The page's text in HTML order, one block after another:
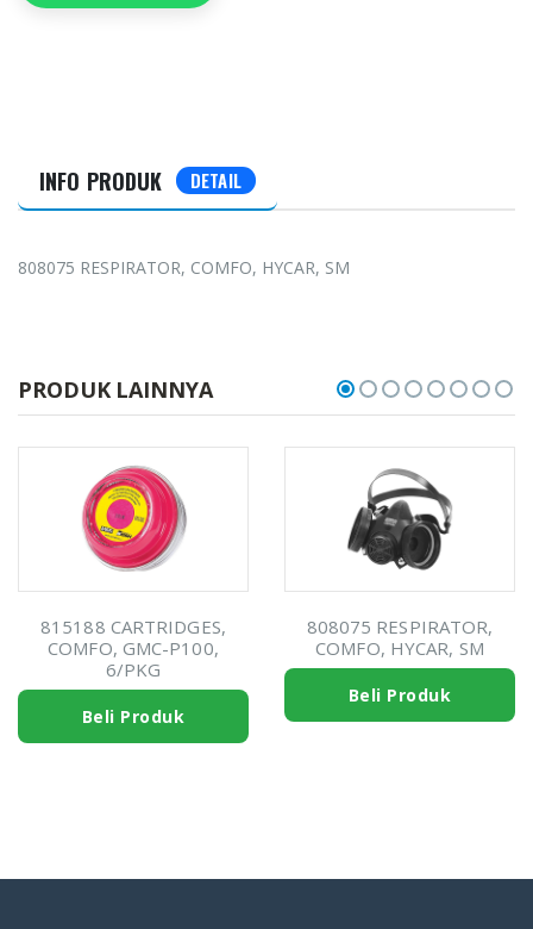
INFO PRODUK DETAIL
808075 RESPIRATOR, COMFO, HYCAR, SM
PRODUK LAINNYA
815188 CARTRIDGES,
COMFO, GMC-P100,
6/PKG
Beli Produk
808075 RESPIRATOR,
COMFO, HYCAR, SM
Beli Produk